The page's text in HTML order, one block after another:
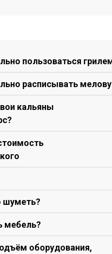
пользоваться
расписывать
кальяны
шуметь?
мебель?
оборудования,